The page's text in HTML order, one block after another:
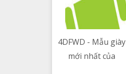
4DFWD - Mẫu giày
mới nhất của